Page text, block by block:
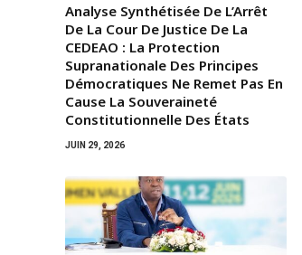
Analyse Synthétisée De L’Arrêt
De La Cour De Justice De La
CEDEAO : La Protection
Supranationale Des Principes
Démocratiques Ne Remet Pas En
Cause La Souveraineté
Constitutionnelle Des États
JUIN 29, 2026